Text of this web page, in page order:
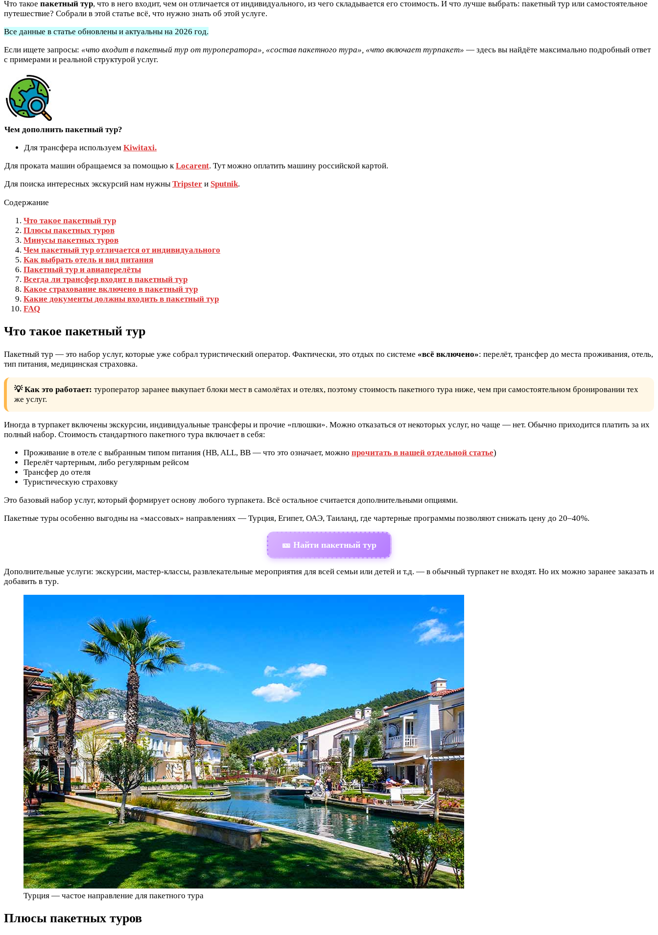
Что такое пакетный тур, что в него входит, чем он отличается от индивидуального, из чего складывается его стоимость. И что лучше выбрать: пакетный тур или самостоятельное
путешествие? Собрали в этой статье всё, что нужно знать об этой услуге.
Все данные в статье обновлены и актуальны на 2026 год.
Если ищете запросы: «что входит в пакетный тур от туроператора», «состав пакетного тура», «что включает турпакет» — здесь вы найдёте максимально подробный ответ
с примерами и реальной структурой услуг.
Чем дополнить пакетный тур?
Для трансфера используем Kiwitaxi.
Для проката машин обращаемся за помощью кLocarent. Тут можно оплатить машину российской картой.
Для поиска интересных экскурсий нам нужны Tripster и Sputnik.
Содержание
Что такое пакетный тур
Плюсы пакетных туров
Минусы пакетных туров
Чем пакетный тур отличается от индивидуального
Как выбрать отель и вид питания
Пакетный тур и авиаперелёты
Всегда ли трансфер входит в пакетный тур
Какое страхование включено в пакетный тур
Какие документы должны входить в пакетный тур
FAQ
Что такое пакетный тур
Пакетный тур — это набор услуг, которые уже собрал туристический оператор. Фактически, это отдых по системе «всё включено»: перелёт, трансфер до места проживания, отель,
тип питания, медицинская страховка.
💡 Как это работает: туроператор заранее выкупает блоки мест в самолётах и отелях, поэтому стоимость пакетного тура ниже, чем при самостоятельном бронировании тех
же услуг.
Иногда в турпакет включены экскурсии, индивидуальные трансферы и прочие «плюшки». Можно отказаться от некоторых услуг, но чаще — нет. Обычно приходится платить за их
полный набор. Стоимость стандартного пакетного тура включает в себя:
Проживание в отеле с выбранным типом питания (HB, ALL, BB — что это означает, можно прочитать в нашей отдельной статье)
Перелёт чартерным, либо регулярным рейсом
Трансфер до отеля
Туристическую страховку
Это базовый набор услуг, который формирует основу любого турпакета. Всё остальное считается дополнительными опциями.
Пакетные туры особенно выгодны на «массовых» направлениях — Турция, Египет, ОАЭ, Таиланд, где чартерные программы позволяют снижать цену до 20–40%.
🎫 Найти пакетный тур
Дополнительные услуги: экскурсии, мастер-классы, развлекательные мероприятия для всей семьи или детей и т.д. — в обычный турпакет не входят. Но их можно заранее заказать и
добавить в тур.
Турция — частое направление для пакетного тура
Плюсы пакетных туров